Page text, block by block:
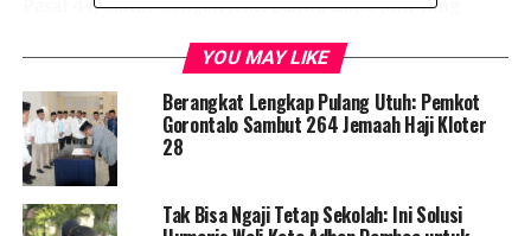
sampah tanpa memenuhi persyaratan teknis akan
dikenakan sanksi pidana.
Selain pidana, Perda ini juga menetapkan sanksi
administratif bagi pengelola sampah atau pelaku usaha
yang melanggar ketentuan perizinan. Pemerintah
daerah berhak mengenakan tindakan seperti paksaan
YOU MAY LIKE
Berangkat Lengkap Pulang Utuh: Pemkot
Gorontalo Sambut 264 Jemaah Haji Kloter
28
Tak Bisa Ngaji Tetap Sekolah: Ini Solusi